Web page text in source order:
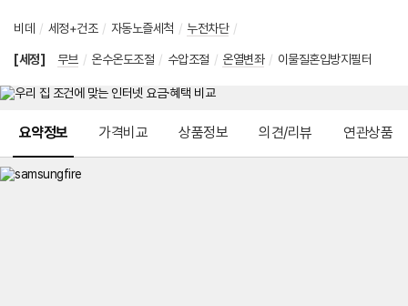
비데 / 세정+건조 / 자동노즐세척 / 누전차단 /
[세정] 무브 / 온수온도조절 / 수압조절 / 온열변좌 / 이물질혼입방지필터
요약정보 가격비교 상품정보 의견/리뷰 연관상품